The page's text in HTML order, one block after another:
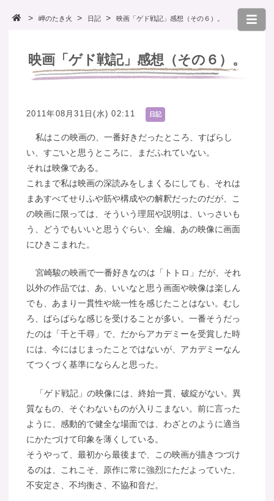
岬のたき火 日記 映画「ゲド戦記」感想（その６）。
映画「ゲド戦記」感想（その６）。
2011年08月31日(水) 02:11 日記
私はこの映画の、一番好きだったところ、すばらし
い、すごいと思うところに、まだふれていない。
それは映像である。
これまで私は映画の深読みをしまくるにしても、それは
まあすべてせりふや筋や構成やの解釈だったのだが、こ
の映画に限っては、そういう理屈や説明は、いっさいも
う、どうでもいいと思うぐらい、全編、あの映像に画面
にひきこまれた。
宮崎駿の映画で一番好きなのは「トトロ」だが、それ
以外の作品では、あ、いいなと思う画面や映像は楽しん
でも、あまり一貫性や統一性を感じたことはない。むし
ろ、ばらばらな感じを受けることが多い。一番そうだっ
たのは「千と千尋」で、だからアカデミーを受賞した時
には、今にはじまったことではないが、アカデミーなん
てつくづく基準にならんと思った。
「ゲド戦記」の映像には、終始一貫、破綻がない。異
質なもの、そぐわないものが入りこまない。前に言った
ように、感動的で健全な場面では、わざとのように適当
にかたづけて印象を薄くしている。
そうやって、最初から最後まで、この映画が描きつづけ
るのは、これこそ、原作に常に強烈にただよっていた、
不安定さ、不均衡さ、不協和音だ。